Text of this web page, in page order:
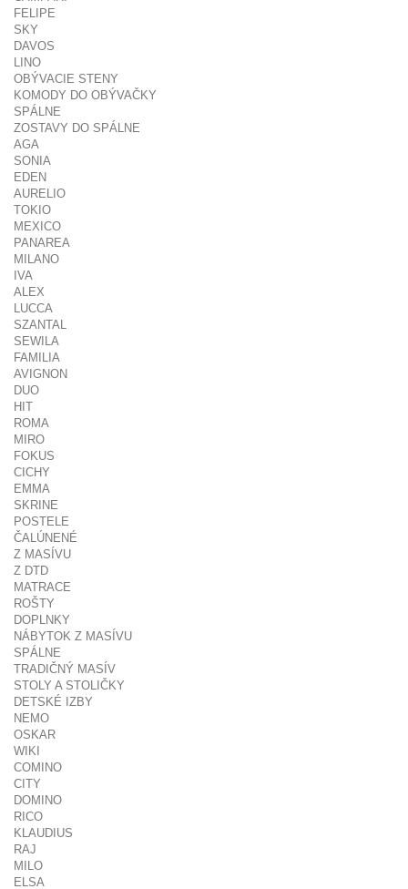
FELIPE
SKY
DAVOS
LINO
OBÝVACIE STENY
KOMODY DO OBÝVAČKY
SPÁLNE
ZOSTAVY DO SPÁLNE
AGA
SONIA
EDEN
AURELIO
TOKIO
MEXICO
PANAREA
MILANO
IVA
ALEX
LUCCA
SZANTAL
SEWILA
FAMILIA
AVIGNON
DUO
HIT
ROMA
MIRO
FOKUS
CICHY
EMMA
SKRINE
POSTELE
ČALÚNENÉ
Z MASÍVU
Z DTD
MATRACE
ROŠTY
DOPLNKY
NÁBYTOK Z MASÍVU
SPÁLNE
TRADIČNÝ MASÍV
STOLY A STOLIČKY
DETSKÉ IZBY
NEMO
OSKAR
WIKI
COMINO
CITY
DOMINO
RICO
KLAUDIUS
RAJ
MILO
ELSA